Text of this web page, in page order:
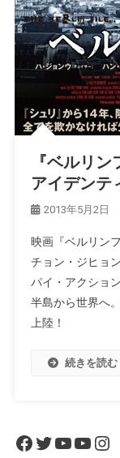
『ベルリ
アイデンテ
2013年5月2日
映画『ベルリン
チョン・ジヒョ
パイ・アクショ
半島から世界へ
上陸！
続きを読む
Facebook
Twitter
YouTube